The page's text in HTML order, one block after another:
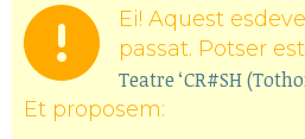
Ei! Aquest
passat. Potser
Teatre ‘CR#SH
Et proposem: